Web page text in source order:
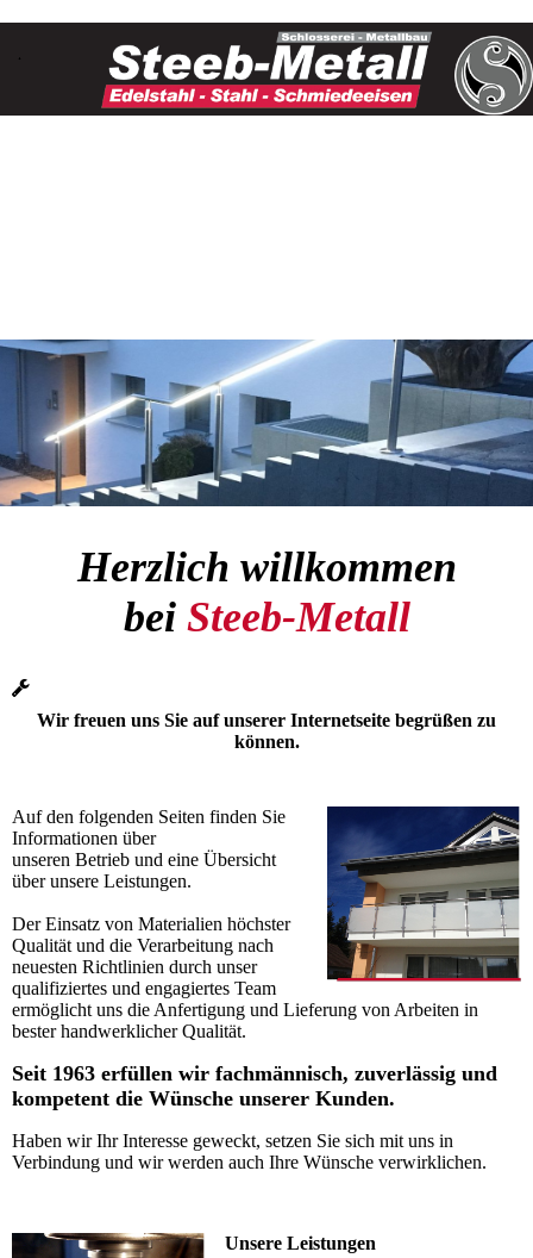
Herzlich willkommen
bei Steeb-Metall
Wir freuen uns Sie auf unserer Internetseite begrüßen zu
können.
Auf den folgenden Seiten finden Sie
Informationen über
unseren Betrieb und eine Übersicht
über unsere Leistungen.
Der Einsatz von Materialien höchster
Qualität und die Verarbeitung nach
neuesten Richtlinien durch unser
qualifiziertes und engagiertes Team
ermöglicht uns die Anfertigung und Lieferung von Arbeiten in
bester handwerklicher Qualität.
Seit 1963 erfüllen wir fachmännisch, zuverlässig und
kompetent die Wünsche unserer Kunden.
Haben wir Ihr Interesse geweckt, setzen Sie sich mit uns in
Verbindung und wir werden auch Ihre Wünsche verwirklichen.
Unsere Leistungen